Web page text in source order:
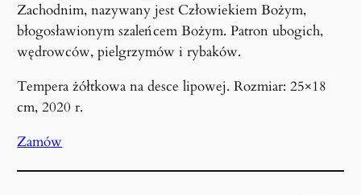
Zachodnim, nazywany jest Człowiekiem Bożym,
błogosławionym szaleńcem Bożym. Patron ubogich,
wędrowców, pielgrzymów i rybaków.
Tempera żółtkowa na desce lipowej. Rozmiar: 25×18
cm, 2020 r.
Zamów